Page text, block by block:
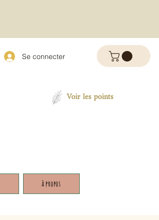
Se connecter
Voir les points
à propos